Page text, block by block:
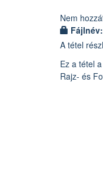
Nem
Fájlnév:
A tétel
Ez a tétel
Rajz- és